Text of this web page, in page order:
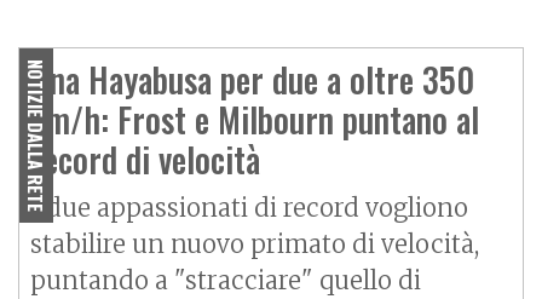
OSuzuki Hayabusa: ritorno in
grande stile
NOTIZIE DALLA RETE
Una Hayabusa per due a oltre 350
km/h: Frost e Milbourn puntano al
record di velocità
I due appassionati di record vogliono
stabilire un nuovo primato di velocità,
puntando a "stracciare" quello di